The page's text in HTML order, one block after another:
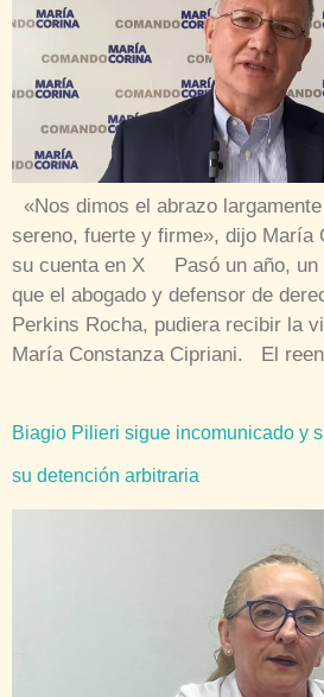
«Nos dimos el abrazo
sereno, fuerte y firme», dijo María
su cuenta en X Pasó un año, un
que el abogado y defensor de
Perkins Rocha, pudiera recibir la
María Constanza Cipriani. El
Biagio Pilieri sigue incomunicado y
su detención arbitraria